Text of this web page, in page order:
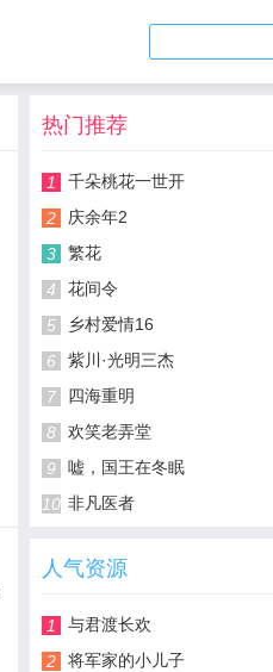
热门推荐
1
千朵桃花一世开
2
庆余年2
3
繁花
4
花间令
5
乡村爱情16
6
紫川·光明三杰
7
四海重明
8
欢笑老弄堂
9
嘘，国王在冬眠
10 非凡医者
人气资源
1
与君渡长欢
2
将军家的小儿子